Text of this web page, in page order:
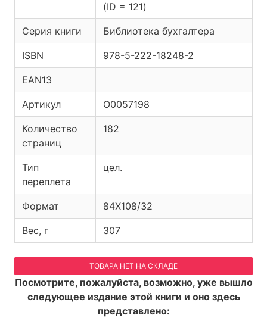
(ID = 121)
Серия книги Библиотека бухгалтера
ISBN 978-5-222-18248-2
EAN13
Артикул O0057198
Количество
страниц
182
Тип
переплета
цел.
Формат 84Х108/32
Вес, г 307
ТОВАРА НЕТ НА СКЛАДЕ
Посмотрите, пожалуйста, возможно, уже вышло
следующее издание этой книги и оно здесь
представлено: